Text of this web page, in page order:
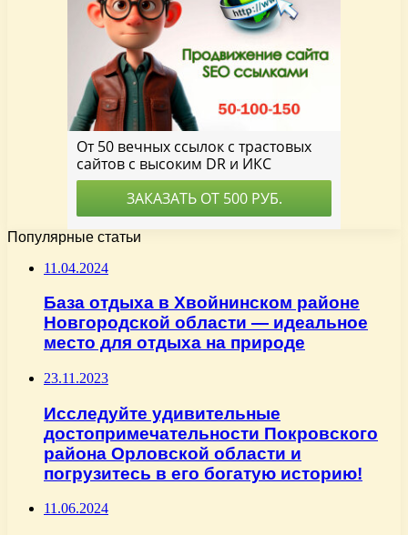
Популярные статьи
11.04.2024
База отдыха в Хвойнинском районе
Новгородской области — идеальное
место для отдыха на природе
23.11.2023
Исследуйте удивительные
достопримечательности Покровского
района Орловской области и
погрузитесь в его богатую историю!
11.06.2024